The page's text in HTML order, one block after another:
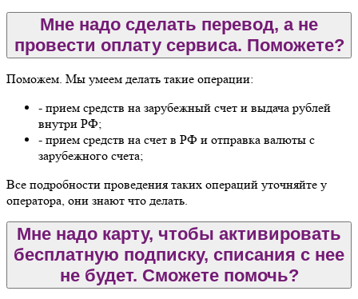
Мне надо сделать перевод, а не
провести оплату сервиса. Поможете?
Поможем. Мы умеем делать такие операции:
- прием средств на зарубежный счет и выдача рублей
внутри РФ;
- прием средств на счет в РФ и отправка валюты с
зарубежного счета;
Все подробности проведения таких операций уточняйте у
оператора, они знают что делать.
Мне надо карту, чтобы активировать
бесплатную подписку, списания с нее
не будет. Сможете помочь?